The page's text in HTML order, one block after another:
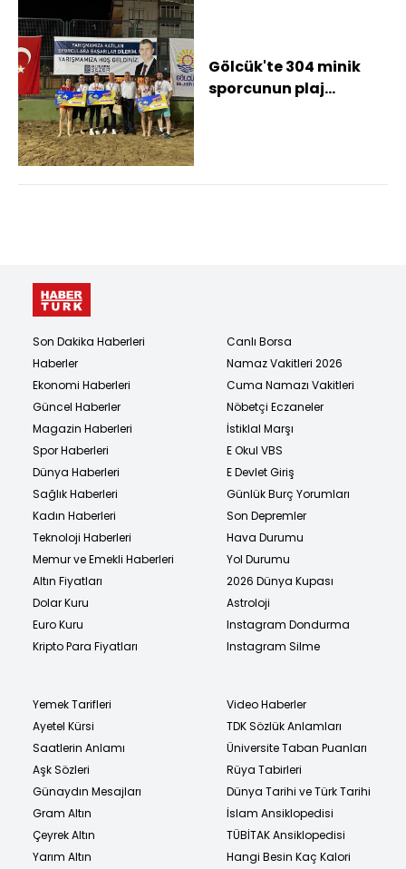
Gölcük'te 304 minik
sporcunun plaj
Son Dakika Haberleri
Haberler
Ekonomi Haberleri
Güncel Haberler
Magazin Haberleri
Spor Haberleri
Dünya Haberleri
Sağlık Haberleri
Kadın Haberleri
Teknoloji Haberleri
Memur ve Emekli Haberleri
Altın Fiyatları
Dolar Kuru
Euro Kuru
Kripto Para Fiyatları
Canlı Borsa
Namaz Vakitleri 2026
Cuma Namazı Vakitleri
Nöbetçi Eczaneler
İstiklal Marşı
E Okul VBS
E Devlet Giriş
Günlük Burç Yorumları
Son Depremler
Hava Durumu
Yol Durumu
2026 Dünya Kupası
Astroloji
Instagram Dondurma
Instagram Silme
Yemek Tarifleri
Ayetel Kürsi
Saatlerin Anlamı
Aşk Sözleri
Günaydın Mesajları
Gram Altın
Çeyrek Altın
Yarım Altın
Video Haberler
TDK Sözlük Anlamları
Üniversite Taban Puanları
Rüya Tabirleri
Dünya Tarihi ve Türk Tarihi
İslam Ansiklopedisi
TÜBİTAK Ansiklopedisi
Hangi Besin Kaç Kalori